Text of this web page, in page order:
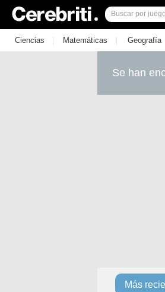
Ciencias | Matemáticas | Geografía
Se han
Más